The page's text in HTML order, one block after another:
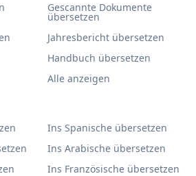
Gescannte Dokumente
übersetzen
Jahresbericht übersetzen
Handbuch übersetzen
Alle anzeigen
Ins Spanische übersetzen
Ins Arabische übersetzen
Ins Französische übersetzen